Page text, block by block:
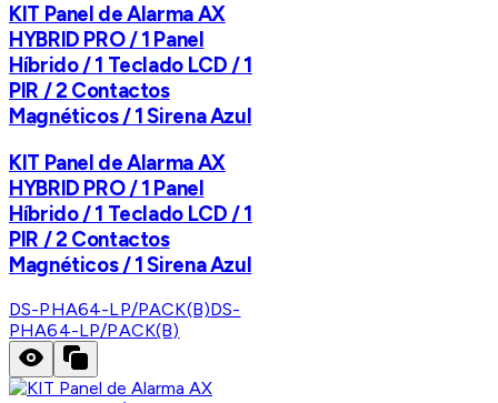
KIT Panel de Alarma AX
HYBRID PRO / 1 Panel
Híbrido / 1 Teclado LCD / 1
PIR / 2 Contactos
Magnéticos / 1 Sirena Azul
KIT Panel de Alarma AX
HYBRID PRO / 1 Panel
Híbrido / 1 Teclado LCD / 1
PIR / 2 Contactos
Magnéticos / 1 Sirena Azul
DS-PHA64-LP/PACK(B)DS-
PHA64-LP/PACK(B)